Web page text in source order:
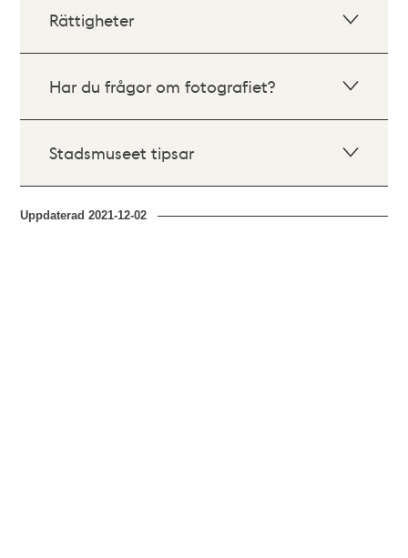
Rättigheter
Har du frågor om fotografiet?
Stadsmuseet tipsar
Uppdaterad2021-12-02